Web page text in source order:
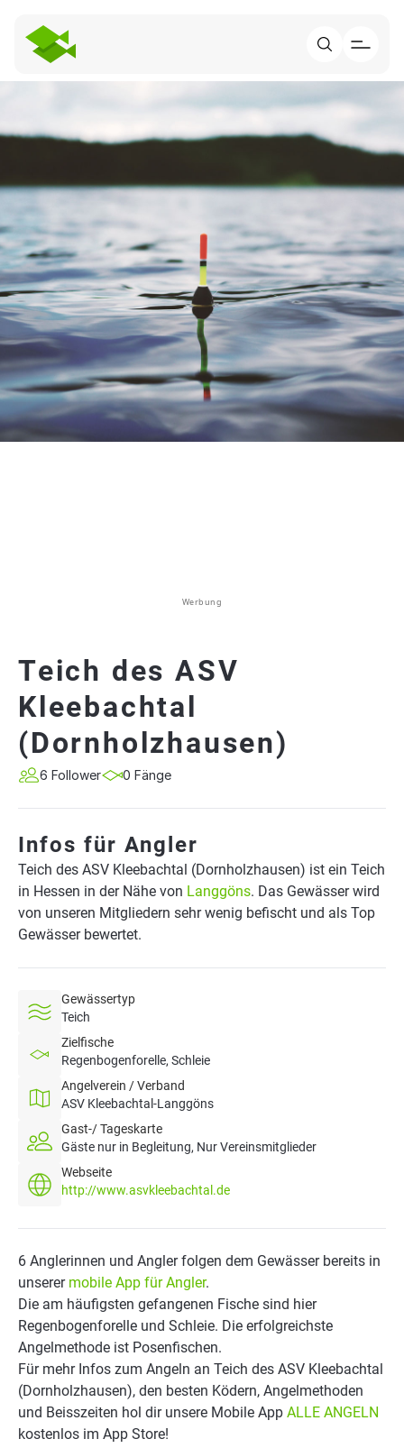
Werbung
Teich des ASV
Kleebachtal
(Dornholzhausen)
6 Follower 0 Fänge
Infos für Angler
Teich des ASV Kleebachtal (Dornholzhausen) ist ein Teich
in Hessen in der Nähe von Langgöns. Das Gewässer wird
von unseren Mitgliedern sehr wenig befischt und als Top
Gewässer bewertet.
Gewässertyp
Teich
Zielfische
Regenbogenforelle, Schleie
Angelverein / Verband
ASV Kleebachtal-Langgöns
Gast-/ Tageskarte
Gäste nur in Begleitung, Nur Vereinsmitglieder
Webseite
http://www.asvkleebachtal.de
6 Anglerinnen und Angler folgen dem Gewässer bereits in
unserer mobile App für Angler.
Die am häufigsten gefangenen Fische sind hier
Regenbogenforelle und Schleie. Die erfolgreichste
Angelmethode ist Posenfischen.
Für mehr Infos zum Angeln an Teich des ASV Kleebachtal
(Dornholzhausen), den besten Ködern, Angelmethoden
und Beisszeiten hol dir unsere Mobile App ALLE ANGELN
kostenlos im App Store!